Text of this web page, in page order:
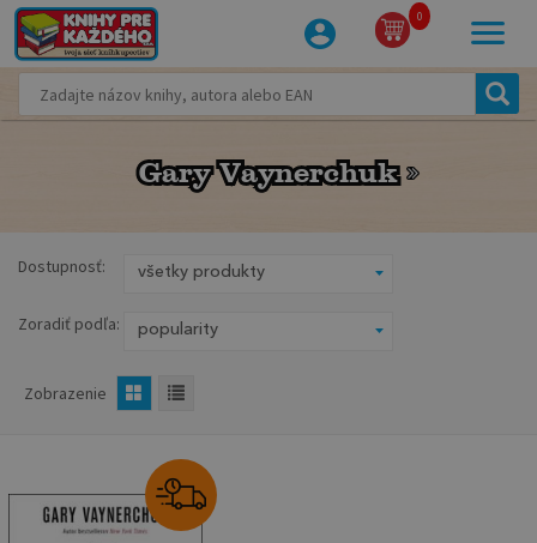
0
Gary Vaynerchuk
Gary Vaynerchuk
Dostupnosť:
Zoradiť podľa:
Zobrazenie